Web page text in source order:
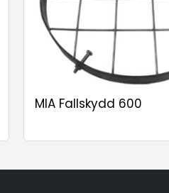
MIA Fallskydd 600